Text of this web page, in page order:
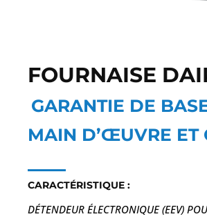
FOURNAISE
GARANTIE DE
MAIN D’ŒUVRE ET
CARACTÉRISTIQUE :
DÉTENDEUR ÉLECTRONIQUE (EEV)